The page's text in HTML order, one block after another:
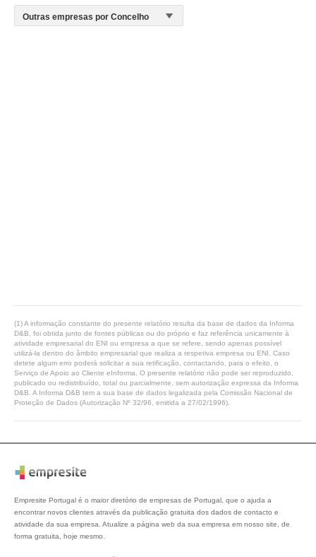
(1) A informação constante do presente relatório resulta da base de dados da Informa
D&B, foi obtida junto de fontes públicas ou do próprio e faz referência unicamente à
atividade empresarial do ENI ou empresa a que se refere, sendo apenas possível
utilizá-la dentro do âmbito empresarial que realiza a respetiva empresa ou ENI. Caso
detete algum erro poderá solicitar a sua retificação, contactando, para o efeito, o
Serviço de Apoio ao Cliente eInforma. O presente relatório não pode ser reproduzido,
publicado ou redistribuído, total ou parcialmente, sem autorização expressa da Informa
D&B. A Informa D&B tem a sua base de dados legalizada pela Comissão Nacional de
Proteção de Dados (Autorização Nº 32/96, emitida a 27/02/1996).
Empresite Portugal é o maior diretório de empresas de Portugal, que o ajuda a
encontrar novos clientes através da publicação gratuita dos dados de contacto e
atividade da sua empresa. Atualize a página web da sua empresa em nosso site, de
forma gratuita, hoje mesmo.